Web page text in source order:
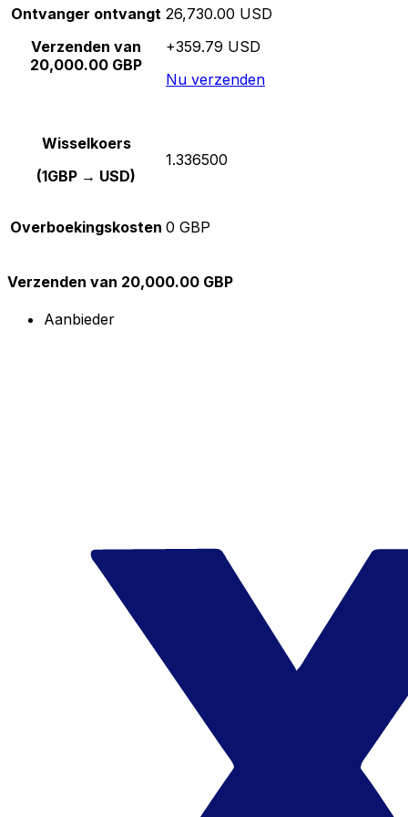
Ontvanger ontvangt
Verzenden van
20,000.00 GBP
26,730.00 USD
+359.79 USD
Nu verzenden
Wisselkoers
(1GBP → USD)
1.336500
Overboekingskosten 0 GBP
Verzenden van 20,000.00 GBP
Aanbieder